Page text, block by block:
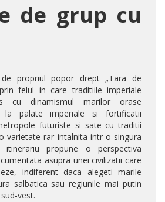
de grup cu
propriul popor drept „Tara de
felul in care traditiile imperiale
cu dinamismul marilor orase
la palate imperiale si fortificatii
futuriste si sate cu traditii
varietate rar intalnita intr-o singura
itinerariu propune o perspectiva
asupra unei civilizatii care
indiferent daca alegeti marile
salbatica sau regiunile mai putin
vest.